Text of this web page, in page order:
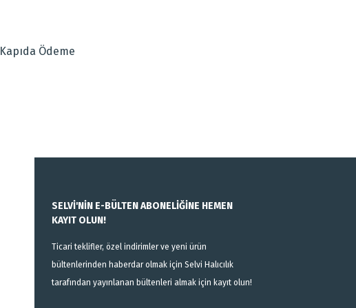
Kapıda Ödeme
SELVİ'NİN E-BÜLTEN ABONELİĞİNE HEMEN
KAYIT OLUN!
Ticari teklifler, özel indirimler ve yeni ürün
bültenlerinden haberdar olmak için Selvi Halıcılık
tarafından yayınlanan bültenleri almak için kayıt olun!